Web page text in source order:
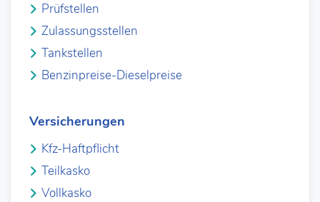
Prüfstellen
Zulassungsstellen
Tankstellen
Benzinpreise-Dieselpreise
Versicherungen
Kfz-Haftpflicht
Teilkasko
Vollkasko